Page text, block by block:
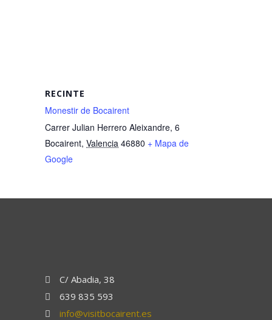
RECINTE
Monestir de Bocairent
Carrer Julian Herrero Aleixandre, 6
Bocairent, Valencia 46880 + Mapa de
Google
C/ Abadia, 38
639 835 593
info@visitbocairent.es